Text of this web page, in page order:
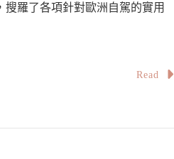
羅了各項針對歐洲自駕的實用
Read